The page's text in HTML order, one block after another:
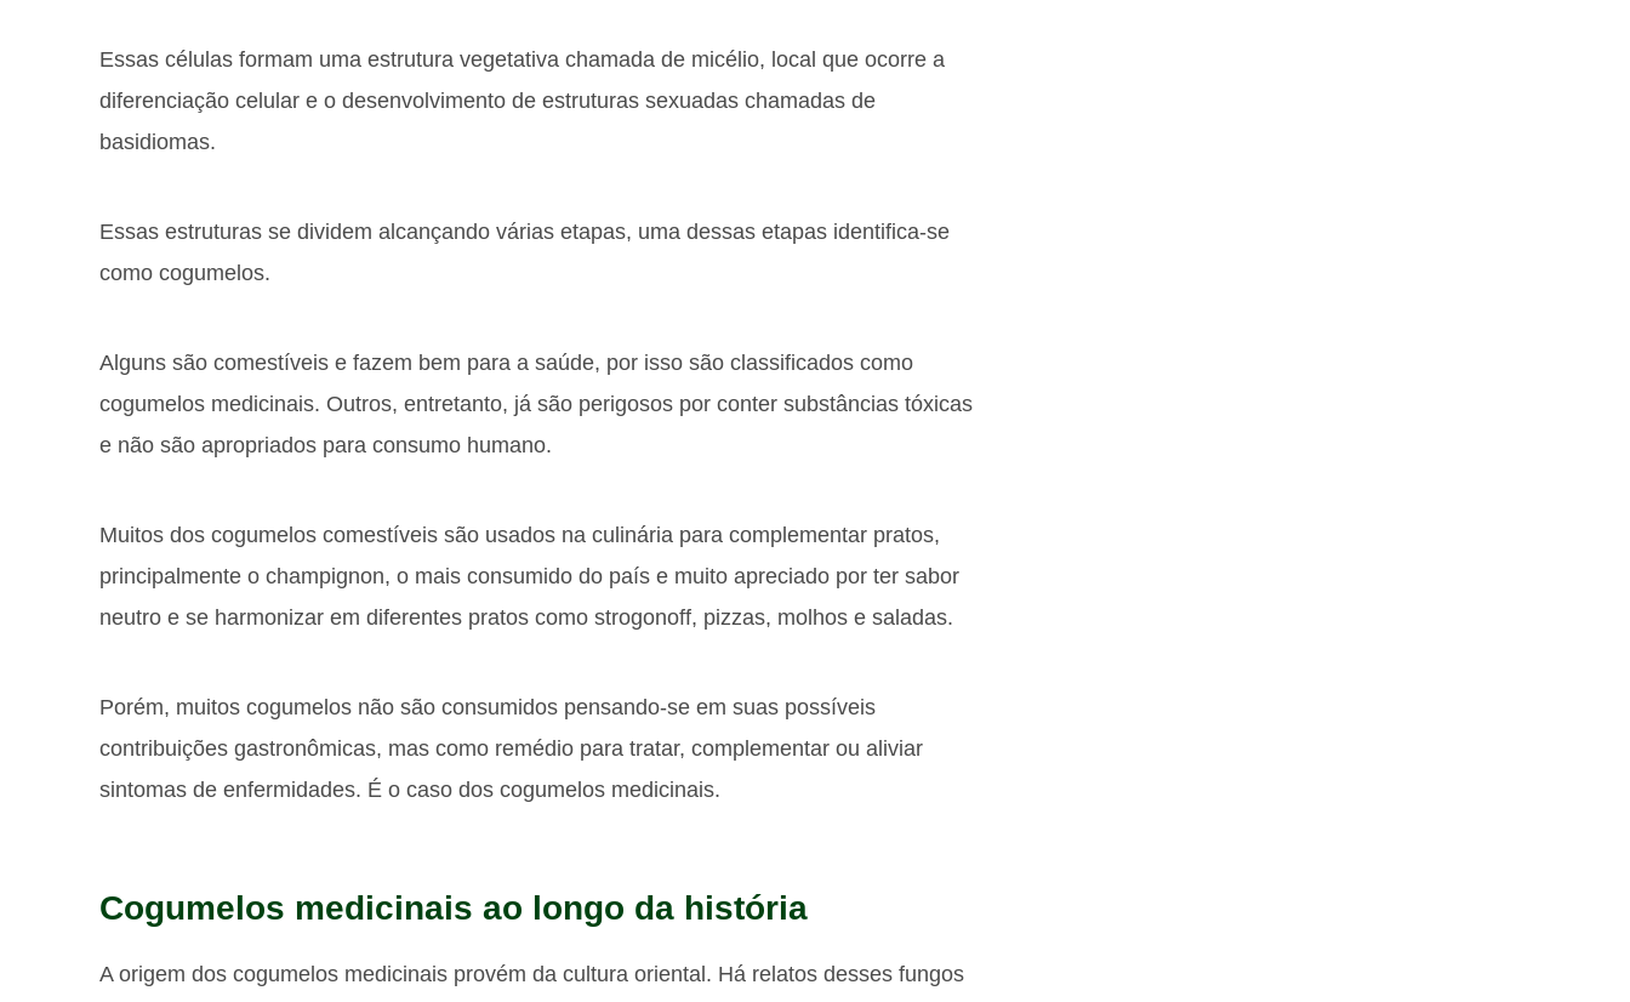
Essas células formam uma estrutura vegetativa chamada de micélio, local que ocorre a
diferenciação celular e o desenvolvimento de estruturas sexuadas chamadas de
basidiomas.
Essas estruturas se dividem alcançando várias etapas, uma dessas etapas identifica-se
como cogumelos.
Alguns são comestíveis e fazem bem para a saúde, por isso são classificados como
cogumelos medicinais. Outros, entretanto, já são perigosos por conter substâncias tóxicas
e não são apropriados para consumo humano.
Muitos dos cogumelos comestíveis são usados na culinária para complementar pratos,
principalmente o champignon, o mais consumido do país e muito apreciado por ter sabor
neutro e se harmonizar em diferentes pratos como strogonoff, pizzas, molhos e saladas.
Porém, muitos cogumelos não são consumidos pensando-se em suas possíveis
contribuições gastronômicas, mas como remédio para tratar, complementar ou aliviar
sintomas de enfermidades. É o caso dos cogumelos medicinais.
Cogumelos medicinais ao longo da história
A origem dos cogumelos medicinais provém da cultura oriental. Há relatos desses fungos